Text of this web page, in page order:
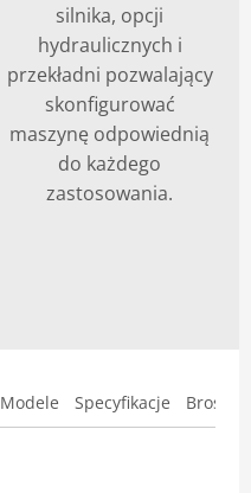
silnika, opcji
hydraulicznych i
przekładni pozwalający
skonfigurować
maszynę odpowiednią
do każdego
zastosowania.
Modele Specyfikacje